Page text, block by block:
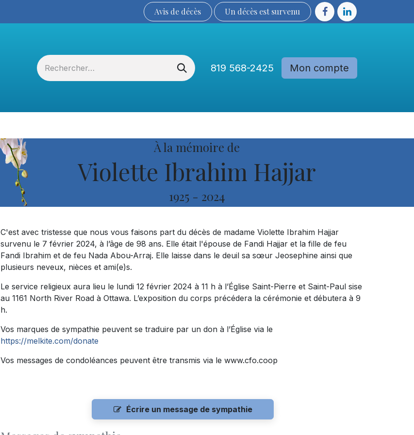
Avis de décès Un décès est sur​​​​​​​​ve​nu​​​​​​​​​​
819 568-2425 Mon compte
À la mémoire de
Violette Ibrahim Hajjar
1925 - 2024
C'est avec tristesse que nous vous faisons part du décès de madame Violette Ibrahim Hajjar
survenu le 7 février 2024, à l’âge de 98 ans. Elle était l'épouse de Fandi Hajjar et la fille de feu
Fandi Ibrahim et de feu Nada Abou-Arraj. Elle laisse dans le deuil sa sœur Jeosephine ainsi que
plusieurs neveux, nièces et ami(e)s.
Le service religieux aura lieu le lundi 12 février 2024 à 11 h à l’Église Saint-Pierre et Saint-Paul sise
au 1161 North River Road à Ottawa. L’exposition du corps précédera la cérémonie et débutera à 9
h.
Vos marques de sympathie peuvent se traduire par un don à l’Église via le
https://melkite.com/donate
Vos messages de condoléances peuvent être transmis via le www.cfo.coop
Écrire un message de sympathie